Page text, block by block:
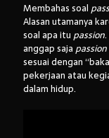
Membahas soal
Alasan utamanya
soal apa itupassion
anggap sajapassion
sesuai dengan
pekerjaan atau
dalam hidup.